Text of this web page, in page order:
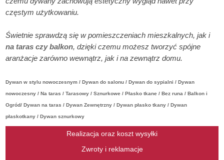
częstym użytkowaniu.
Świetnie sprawdzą się w pomieszczeniach mieszkalnych, jak i
na taras czy balkon, dzięki czemu możesz tworzyć spójne
aranżacje zarówno wewnątrz, jak i na zewnątrz domu.
Dywan w stylu nowoczesnym / Dywan do salonu / Dywan do sypialni / Dywan
nowoczesny / Na taras / Tarasowy / Sznurkowe / Płasko tkane / Bez runa / Balkon i
Ogród/ Dywan na taras / Dywan Zewnętrzny / Dywan płasko tkany / Dywan
płaskotkany / Dywan sznurkowy
Realizacja oraz koszt wysyłki
Zwroty i reklamacje